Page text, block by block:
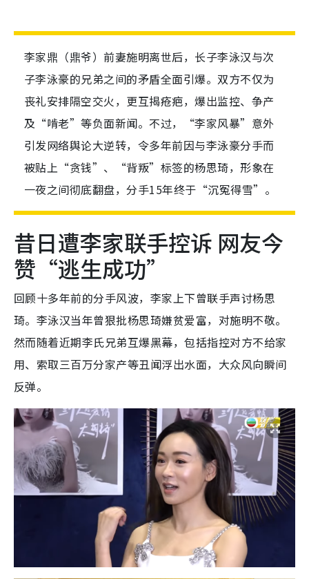
李家鼎（鼎爷）前妻施明离世后，长子李泳汉与次
子李泳豪的兄弟之间的矛盾全面引爆。双方不仅为
丧礼安排隔空交火，更互揭疮疤，爆出监控、争产
及“啃老”等负面新闻。不过，“李家风暴”意外
引发网络舆论大逆转，令多年前因与李泳豪分手而
被贴上“贪钱”、“背叛”标签的杨思琦，形象在
一夜之间彻底翻盘，分手15年终于“沉冤得雪”。
昔日遭李家联手控诉 网友今
赞“逃生成功”
回顾十多年前的分手风波，李家上下曾联手声讨杨思
琦。李泳汉当年曾狠批杨思琦嫌贫爱富，对施明不敬。
然而随着近期李氏兄弟互爆黑幕，包括指控对方不给家
用、索取三百万分家产等丑闻浮出水面，大众风向瞬间
反弹。